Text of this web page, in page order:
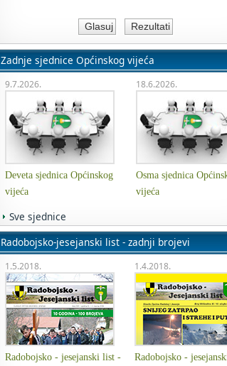
Zadnje sjednice Općinskog vijeća
9.7.2026.
Deveta sjednica Općinskog
vijeća
18.6.2026.
Osma sjednica
vijeća
Sve sjednice
Radobojsko-jesejanski list - zadnji brojevi
1.5.2018.
Radobojsko - jesejanski list -
1.4.2018.
Radobojsko -